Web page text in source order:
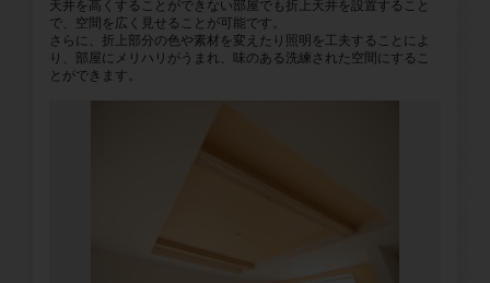
天井を高くすることができない部屋でも折上天井を設置すること
で、空間を広く見せることが可能です。
さらに、折上部分の色や素材を変えたり照明を工夫することによ
り、部屋にメリハリがうまれ、味のある洗練された空間にするこ
とができます。